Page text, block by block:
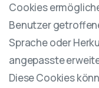
Cookies
Benutzer
Sprache oder
angepasste
Diese Cookies